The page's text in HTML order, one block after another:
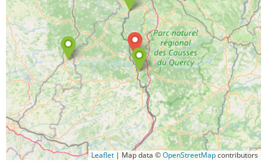
Leaflet | Map data ©OpenStreetMapcontributors